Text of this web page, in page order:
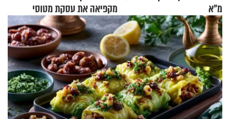
מ"א
מקפיאה את עסקת מטוסי
הקרב לטורקיה